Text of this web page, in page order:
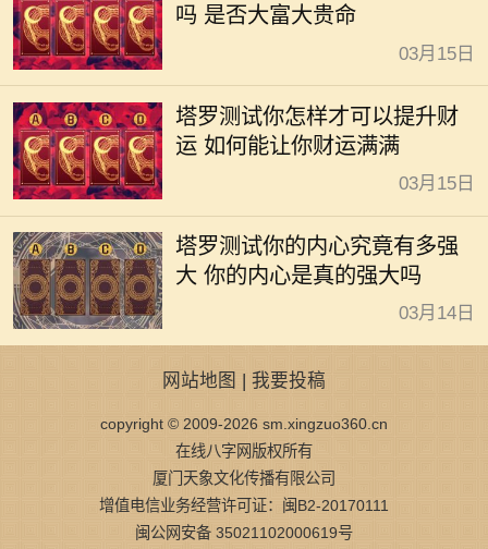
吗 是否大富大贵命
03月15日
塔罗测试你怎样才可以提升财
运 如何能让你财运满满
03月15日
塔罗测试你的内心究竟有多强
大 你的内心是真的强大吗
03月14日
网站地图 | 我要投稿
copyright © 2009-2026 sm.xingzuo360.cn
在线八字网版权所有
厦门天象文化传播有限公司
增值电信业务经营许可证：闽B2-20170111
闽公网安备 35021102000619号